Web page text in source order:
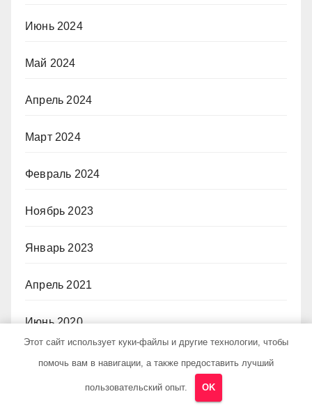
Июнь 2024
Май 2024
Апрель 2024
Март 2024
Февраль 2024
Ноябрь 2023
Январь 2023
Апрель 2021
Июнь 2020
Май 2020
Этот сайт использует куки-файлы и другие технологии, чтобы
помочь вам в навигации, а также предоставить лучший
пользовательский опыт. OK